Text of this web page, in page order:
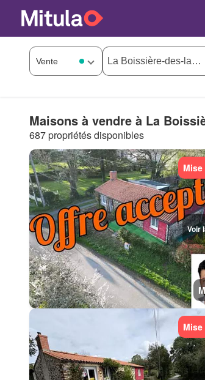
Maisons à vendre à La
687 propriétés disponibles
Voir